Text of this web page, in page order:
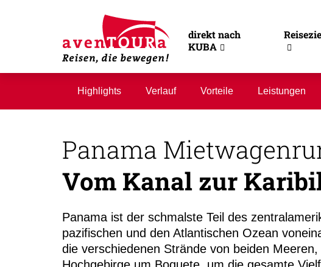
direkt nach
KUBA
Highlights Verlauf Vorteile Leistungen
Panama
Vom Kanal zur
Panama ist der schmalste Teil des
pazifischen und den Atlantischen Ozean
die verschiedenen Strände von beiden